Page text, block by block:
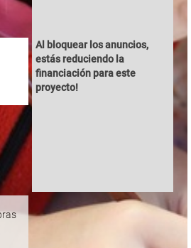
Al bloquear los anuncios,
estás reduciendo la
financiación para este
proyecto!